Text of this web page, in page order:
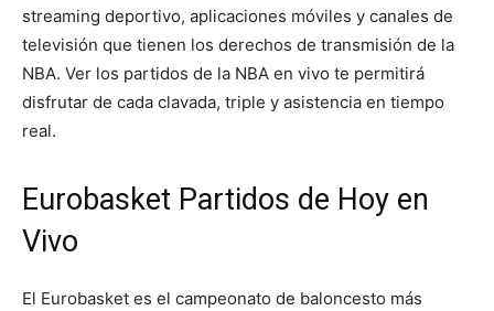
streaming deportivo, aplicaciones móviles y canales de
televisión que tienen los derechos de transmisión de la
NBA. Ver los partidos de la NBA en vivo te permitirá
disfrutar de cada clavada, triple y asistencia en tiempo
real.
Eurobasket Partidos de Hoy en
Vivo
El Eurobasket es el campeonato de baloncesto más